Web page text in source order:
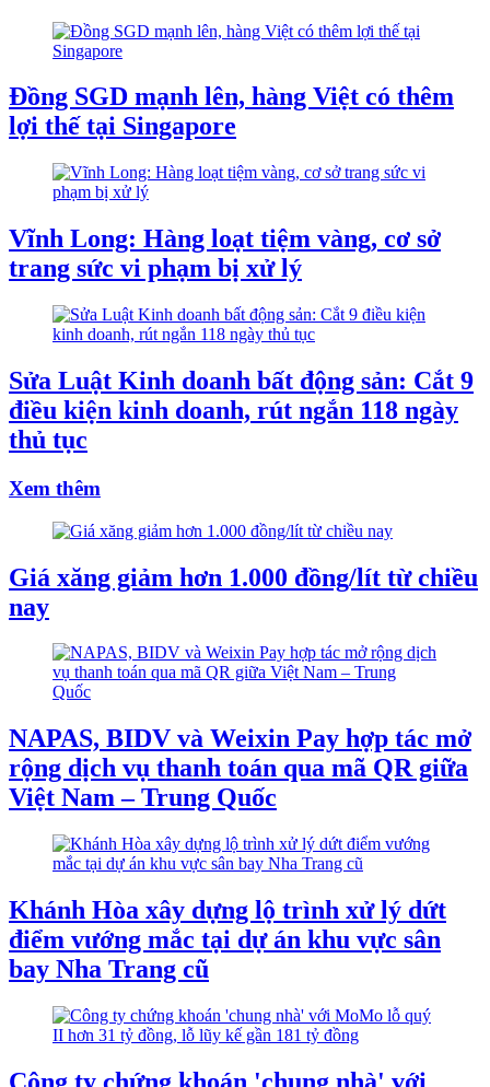
Đồng SGD mạnh lên, hàng Việt có thêm
lợi thế tại Singapore
Vĩnh Long: Hàng loạt tiệm vàng, cơ sở
trang sức vi phạm bị xử lý
Sửa Luật Kinh doanh bất động sản: Cắt 9
điều kiện kinh doanh, rút ngắn 118 ngày
thủ tục
Xem thêm
Giá xăng giảm hơn 1.000 đồng/lít từ chiều
nay
NAPAS, BIDV và Weixin Pay hợp tác mở
rộng dịch vụ thanh toán qua mã QR giữa
Việt Nam – Trung Quốc
Khánh Hòa xây dựng lộ trình xử lý dứt
điểm vướng mắc tại dự án khu vực sân
bay Nha Trang cũ